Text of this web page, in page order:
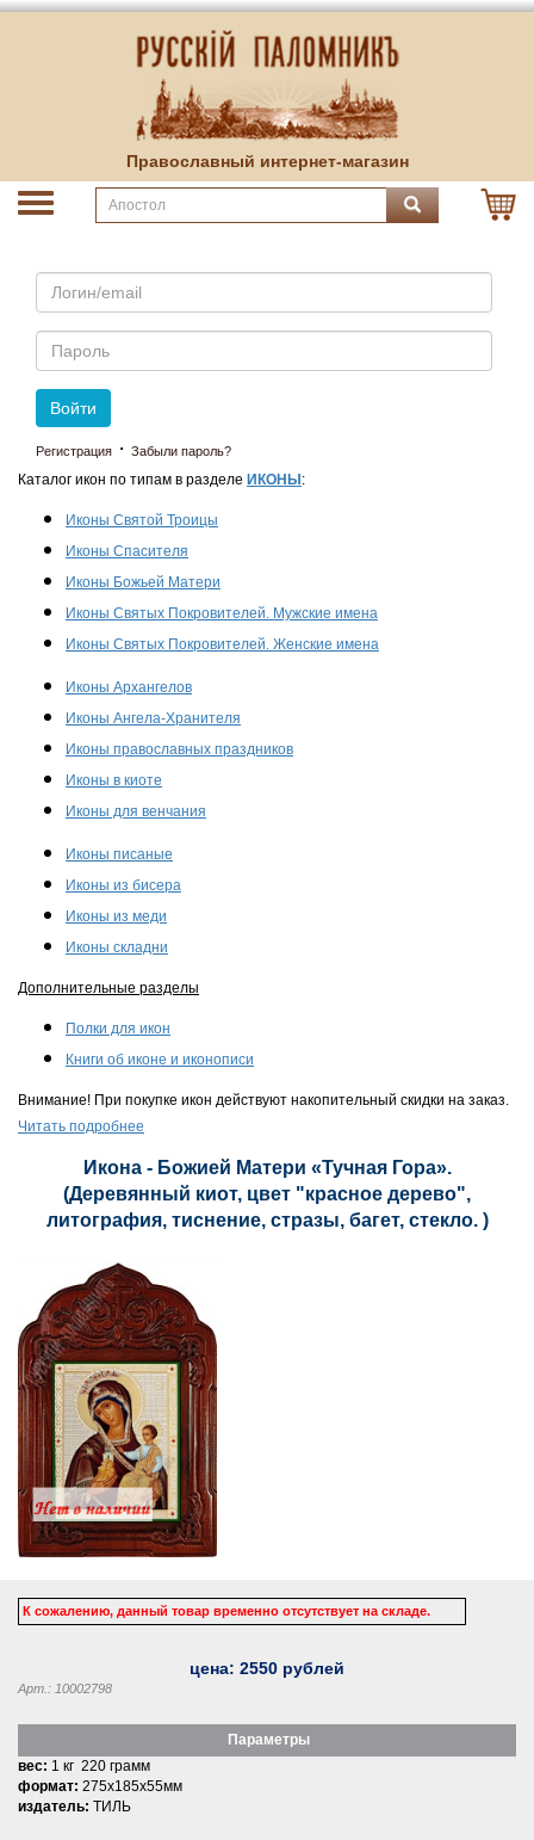
Православный интернет-магазин
Email
Пароль
Войти
Регистрация · Забыли пароль?
Каталог икон по типам в разделе ИКОНЫ :
Иконы Святой Троицы
Иконы Спасителя
Иконы Божьей Матери
Иконы Святых Покровителей. Мужские имена
Иконы Святых Покровителей. Женские имена
Иконы Архангелов
Иконы Ангела-Хранителя
Иконы православных праздников
Иконы в киоте
Иконы для венчания
Иконы писаные
Иконы из бисера
Иконы из меди
Иконы складни
Дополнительные разделы
Полки для икон
Книги об иконе и иконописи
Внимание! При покупке икон действуют накопительный скидки на заказ.
Читать подробнее
Икона - Божией Матери «Тучная Гора».
(Деревянный киот, цвет "красное дерево",
литография, тиснение, стразы, багет, стекло. )
К сожалению, данный товар временно отсутствует на складе.
цена: 2550 рублей
Арт.: 10002798
Параметры
вес: 1 кг 220 грамм
формат: 275x185x55мм
издатель: ТИЛЬ